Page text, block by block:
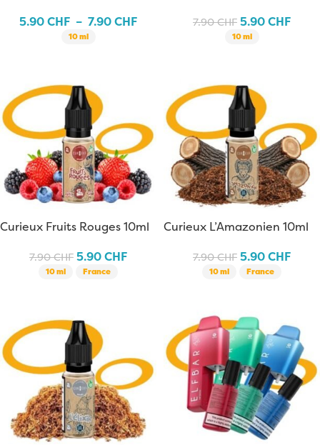
5.90CHF – 7.90CHF
10 ml
7.90CHF 5.90CHF
10 ml
Curieux Fruits Rouges 10ml
7.90CHF 5.90CHF
10 ml France
Curieux L’Amazonien 10ml
7.90CHF 5.90CHF
10 ml France